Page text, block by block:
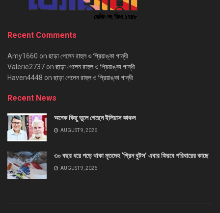
Recent Comments
Amy1660 on ছাড়া পেলেন রাহুল ও প্রিয়াঙ্কা গান্ধী
Valerie2737 on ছাড়া পেলেন রাহুল ও প্রিয়াঙ্কা গান্ধী
Haven4448 on ছাড়া পেলেন রাহুল ও প্রিয়াঙ্কা গান্ধী
Recent News
অনেক কিছু ভুলে গেছেন ইলিয়াস কাঞ্চন
AUGUST 9, 2026
৩০ বছর ধরে পড়ে থাকা মৃতদেহ ‘গ্রিন বুটস’ এবার ফিরবে পরিবারের কাছে
AUGUST 9, 2026